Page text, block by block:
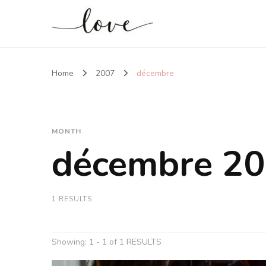
Home 2007 décembre
MONTH
décembre
1 RESULTS
Showing: 1 - 1 of 1 RESULTS